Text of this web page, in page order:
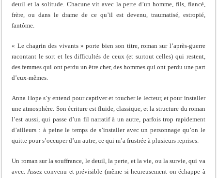
deuil et la solitude. Chacune vit avec la perte d’un homme, fils, fiancé,
frère, ou dans le drame de ce qu’il est devenu, traumatisé, estropié,
fantôme.
« Le chagrin des vivants » porte bien son titre, roman sur l’après-guerre
racontant le sort et les difficultés de ceux (et surtout celles) qui restent,
des femmes qui ont perdu un être cher, des hommes qui ont perdu une part
d’eux-mêmes.
Anna Hope s’y entend pour captiver et toucher le lecteur, et pour installer
une atmosphère. Son écriture est fluide, classique, et la structure du roman
l’est aussi, qui passe d’un fil narratif à un autre, parfois trop rapidement
d’ailleurs : à peine le temps de s’installer avec un personnage qu’on le
quitte pour s’occuper d’un autre, ce qui m’a frustrée à plusieurs reprises.
Un roman sur la souffrance, le deuil, la perte, et la vie, ou la survie, qui va
avec. Assez convenu et prévisible (même si heureusement on échappe à